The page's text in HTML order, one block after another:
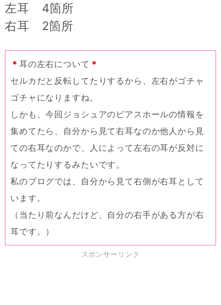
左耳 4箇所
右耳 2箇所
＊ 耳の左右について ＊
セルカだと反転してたりするから、左右がゴチャ
ゴチャになりますね。
しかも、今回ジョシュアのピアスホールの情報を
集めてたら、自分から見て右耳なのか他人から見
ての右耳なのかで、人によって左右の耳が反対に
なってたりするみたいです。
私のブログでは、自分から見て右側が右耳として
います。
（当たり前なんだけど、自分の右手がある方が右
耳です。）
スポンサーリンク